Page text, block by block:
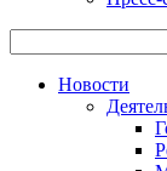
Новости